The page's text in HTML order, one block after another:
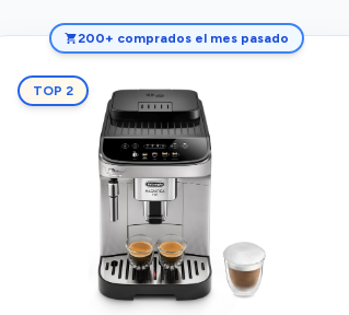
200+ comprados el mes pasado
TOP 2